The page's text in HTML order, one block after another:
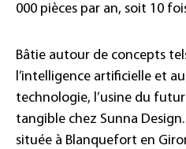
000 pièces par an, soit 10
Bâtie autour de concepts
l’intelligence artificielle et
technologie, l’usine du
tangible chez Sunna
située à Blanquefort en